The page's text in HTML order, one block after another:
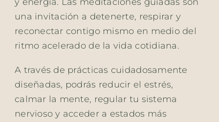
una invitación a detenerte, respirar y
reconectar contigo mismo en medio del
ritmo acelerado de la vida cotidiana.
A través de prácticas cuidadosamente
diseñadas, podrás reducir el estrés,
calmar la mente, regular tu sistema
nervioso y acceder a estados más